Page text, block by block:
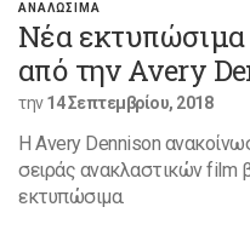
ΑΝΑΛΩΣΙΜΑ
Νέα εκτυπώσιμα
από την Avery
την14 Σεπτεμβρίου, 2018
Η Avery Dennison
σειράς ανακλαστικών film
εκτυπώσιμα.